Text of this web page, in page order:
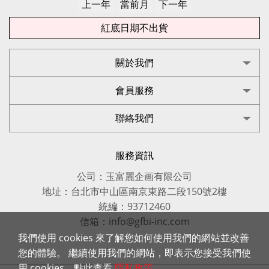
紅底日期不出貨
關於我們
會員服務
聯絡我們
服務資訊
公司：玉富麗企画有限公司
地址：台北市中山區南京東路二段150號2樓
統編：93712460
信箱：info@gfbi-inc.com
我們使用 cookies 來了解您如何使用我們的網站並改善
您的體驗。 繼續使用我們的網站，即表示您接受我們使